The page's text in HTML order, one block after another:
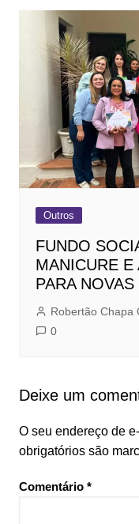
Outros
FUNDO
MANICURE E
PARA
Robertão Chapa
0
Deixe um
O seu endereço de
obrigatórios são
Comentário *